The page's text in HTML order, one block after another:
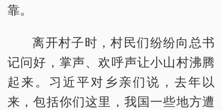
靠。
离开村子时，村民们纷纷向总书
记问好，掌声、欢呼声让小山村沸腾
起来。习近平对乡亲们说，去年以
来，包括你们这里，我国一些地方遭